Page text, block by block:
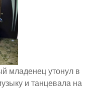
младенец утонул в
и танцевала на